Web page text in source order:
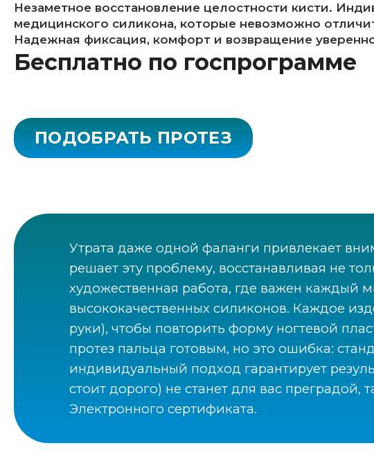
Незаметное восстановление целостности кисти.
медицинского силикона, которые невозможно
Надежная фиксация, комфорт и возвращение
Бесплатно по госпрограмме
ПОДОБРАТЬ ПРОТЕЗ
Утрата даже одной фаланги привлекает
решает эту проблему, восстанавливая не
художественная работа, где важен каждый
высококачественных силиконов. Каждое
руки), чтобы повторить форму ногтевой
протез пальца готовым, но это ошибка:
индивидуальный подход гарантирует
стоит дорого) не станет для вас преградой,
Электронного сертификата.